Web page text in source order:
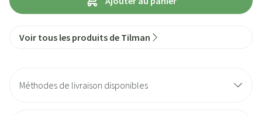
Voir tous les produits de Tilman
Méthodes de livraison disponibles